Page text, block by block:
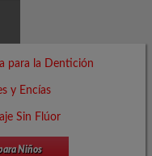
para la Dentición
y Encías
Sin Flúor
Niños